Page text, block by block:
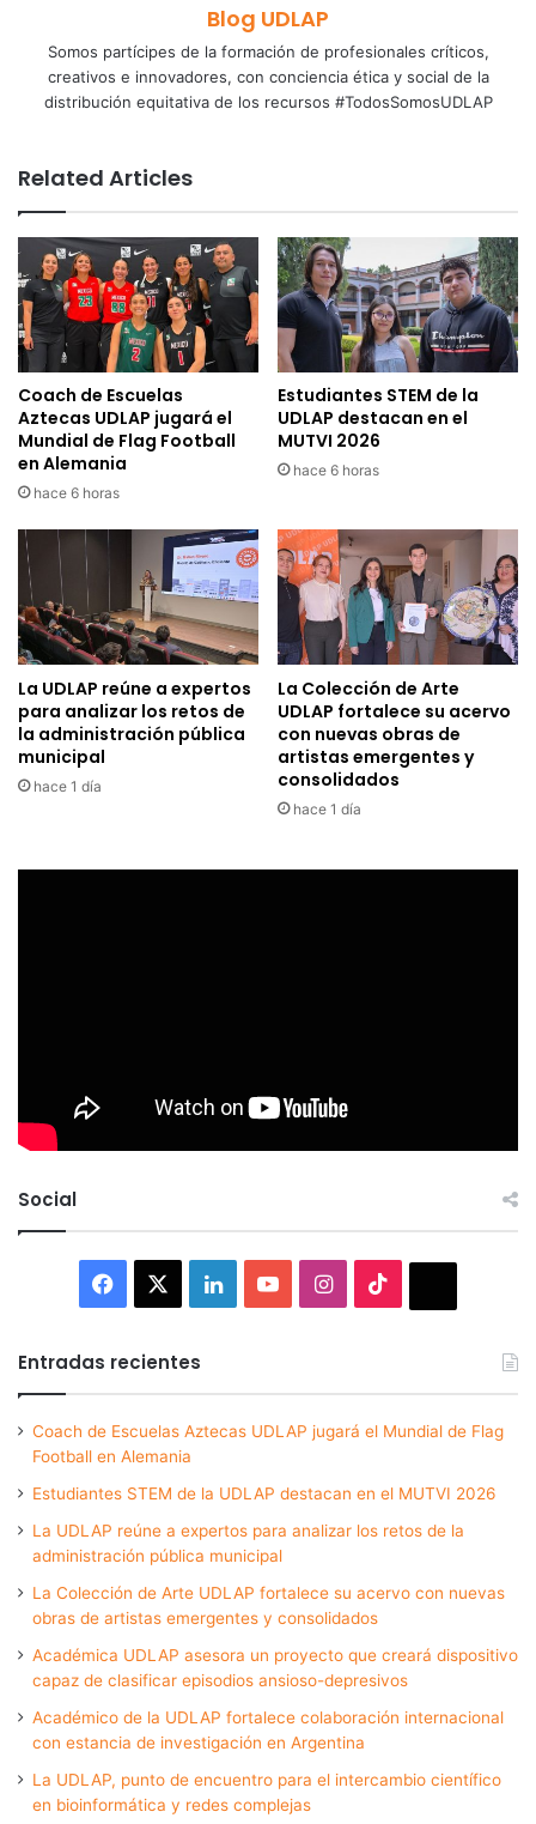
Blog UDLAP
Somos partícipes de la formación de profesionales críticos,
creativos e innovadores, con conciencia ética y social de la
distribución equitativa de los recursos #TodosSomosUDLAP
Related Articles
Coach de Escuelas
Aztecas UDLAP jugará el
Mundial de Flag Football
en Alemania
hace 6 horas
Estudiantes STEM de la
UDLAP destacan en el
MUTVI 2026
hace 6 horas
La UDLAP reúne a expertos
para analizar los retos de
la administración pública
municipal
hace 1 día
La Colección de Arte
UDLAP fortalece su acervo
con nuevas obras de
artistas emergentes y
consolidados
hace 1 día
Social
Facebook LinkedInYouTubeInstagram
Entradas recientes
Coach de Escuelas Aztecas UDLAP jugará el Mundial de Flag
Football en Alemania
Estudiantes STEM de la UDLAP destacan en el MUTVI 2026
La UDLAP reúne a expertos para analizar los retos de la
administración pública municipal
La Colección de Arte UDLAP fortalece su acervo con nuevas
obras de artistas emergentes y consolidados
Académica UDLAP asesora un proyecto que creará dispositivo
capaz de clasificar episodios ansioso-depresivos
Académico de la UDLAP fortalece colaboración internacional
con estancia de investigación en Argentina
La UDLAP, punto de encuentro para el intercambio científico
en bioinformática y redes complejas